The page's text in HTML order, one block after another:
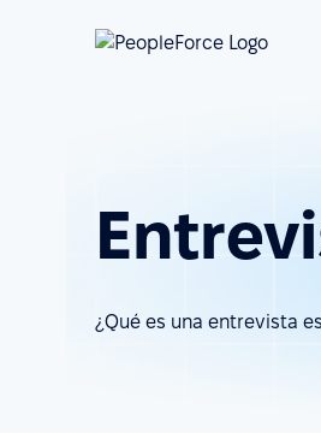
¿Qué es una entrevista